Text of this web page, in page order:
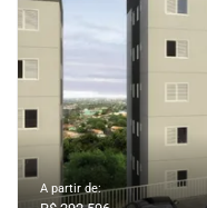
A partir de: